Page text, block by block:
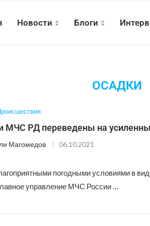
Новости Блоги
ОСАДКИ
МЧС РД переведены на
Магомедов 06.10.2021
погодными условиями в
управление МЧС России …